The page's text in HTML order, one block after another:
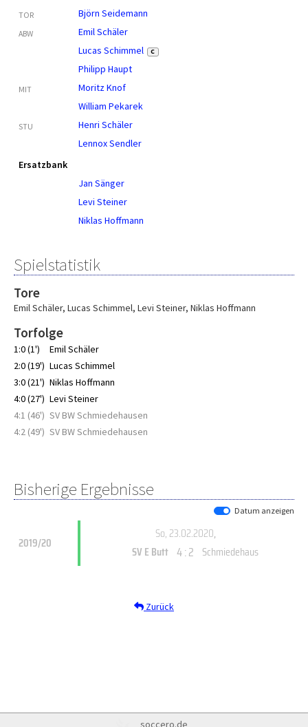
TOR Björn Seidemann
ABW
Emil Schäler
Lucas Schimmel
C
Philipp Haupt
MIT
Moritz Knof
William Pekarek
STU
Henri Schäler
Lennox Sendler
Ersatzbank
Jan Sänger
Levi Steiner
Niklas Hoffmann
Spielstatistik
Tore
Emil Schäler, Lucas Schimmel, Levi Steiner, Niklas Hoffmann
Torfolge
1:0 (1')
Emil Schäler
2:0 (19') Lucas Schimmel
3:0 (21') Niklas Hoffmann
4:0 (27') Levi Steiner
4:1 (46') SV BW Schmiedehausen
4:2 (49') SV BW Schmiedehausen
Bisherige Ergebnisse
Datum anzeigen
2019/20
So, 23.02.2020,
SV E Butt 4 : 2 Schmiedehaus
Zurück
soccero.de